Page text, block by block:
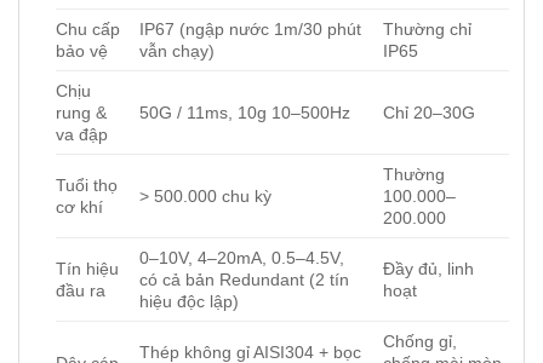
Chu cấp
bảo vệ
IP67 (ngập nước 1m/30 phút
vẫn chạy)
Thường chỉ
IP65
Chịu
rung &
va đập
50G / 11ms, 10g 10–500Hz Chỉ 20–30G
Tuổi thọ
cơ khí
> 500.000 chu kỳ
Thường
100.000–
200.000
Tín hiệu
đầu ra
0–10V, 4–20mA, 0.5–4.5V,
có cả bản Redundant (2 tín
hiệu độc lập)
Đầy đủ, linh
hoạt
Thép không gỉ AISI304 + bọc
Chống gỉ,